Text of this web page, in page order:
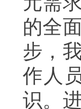
的全
步，
作人
识。